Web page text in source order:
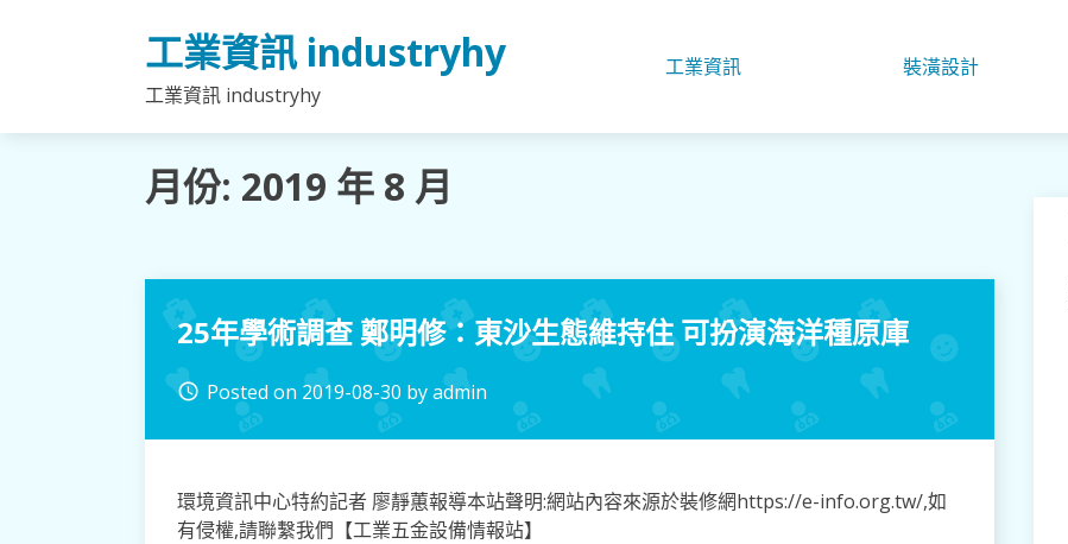
工業資訊 industryhy
工業資訊 industryhy
工業資訊 裝潢設計
月份: 2019 年 8 月
25年學術調查 鄭明修：東沙生態維持住 可扮演海洋種原庫
access_time Posted on 2019-08-30 byadmin
環境資訊中心特約記者 廖靜蕙報導本站聲明:網站內容來源於裝修網https://e-info.org.tw/,如
有侵權,請聯繫我們【工業五金設備情報站】